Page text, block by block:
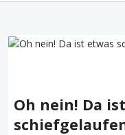
Oh nein! Da